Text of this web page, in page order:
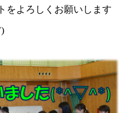
をよろしくお願いします